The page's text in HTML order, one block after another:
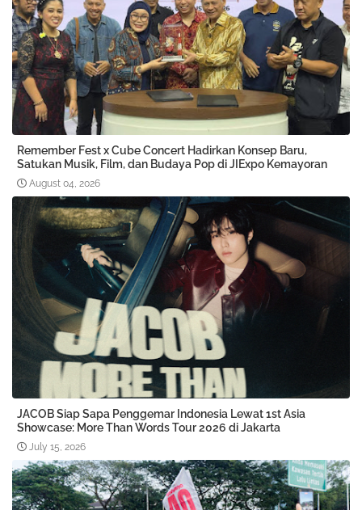
Remember Fest x Cube Concert Hadirkan Konsep Baru,
Satukan Musik, Film, dan Budaya Pop di JIExpo Kemayoran
August 04, 2026
JACOB Siap Sapa Penggemar Indonesia Lewat 1st Asia
Showcase: More Than Words Tour 2026 di Jakarta
July 15, 2026